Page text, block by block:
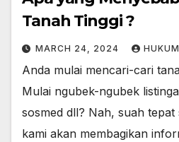
Tanah Tinggi ?
MARCH 24, 2024
Anda mulai mencari-cari
Mulai ngubek-ngubek
sosmed dll? Nah, suah
kami akan membagikan